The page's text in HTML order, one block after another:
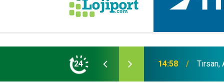
24
liginin ilk 3'ü arasında 14:19